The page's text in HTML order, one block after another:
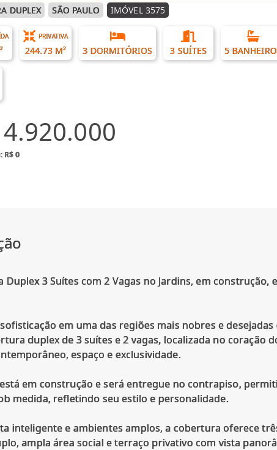
DUPLEX
SÃO PAULO IMÓVEL 3575
PRIVATIVA
244.73 M² 3 DORMITÓRIOS 3 SUÍTES 5
R$ 0
Duplex 3 Suítes com 2 Vagas no Jardins, em
em uma das regiões mais nobres e desejadas
duplex de 3 suítes e 2 vagas, localizada no
espaço e exclusividade.
em construção e será entregue no contrapiso,
medida, refletindo seu estilo e personalidade.
inteligente e ambientes amplos, a cobertura oferece
ampla área social e terraço privativo com vista